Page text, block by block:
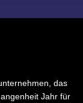
das
Jahr für